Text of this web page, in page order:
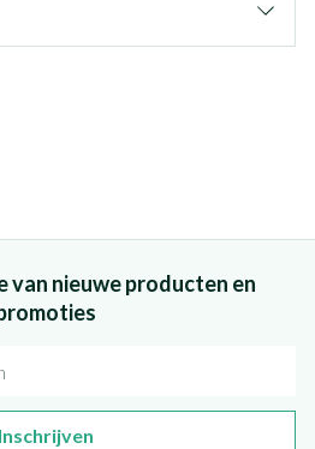
van nieuwe producten en
Inschrijven